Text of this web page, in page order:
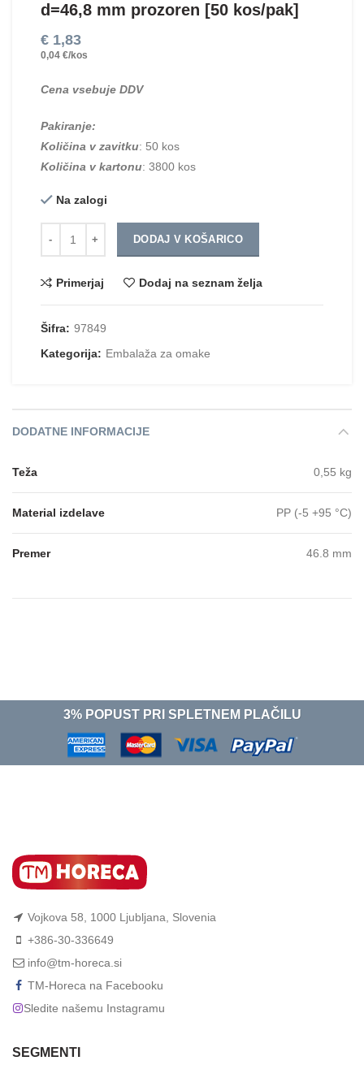
d=46,8 mm prozoren [50 kos/pak]
€ 1,83
0,04 €/kos
Cena vsebuje DDV
Pakiranje:
Količina v zavitku: 50 kos
Količina v kartonu: 3800 kos
Na zalogi
DODAJ V KOŠARICO
Primerjaj Dodaj na seznam želja
Šifra: 97849
Kategorija: Embalaža za omake
DODATNE INFORMACIJE
Teža 0,55 kg
Material izdelave PP (-5 +95 °C)
Premer 46.8 mm
3% POPUST PRI SPLETNEM PLAČILU
Vojkova 58, 1000 Ljubljana, Slovenia
+386-30-336649
info@tm-horeca.si
TM-Horeca na Facebooku
Sledite našemu Instagramu
SEGMENTI